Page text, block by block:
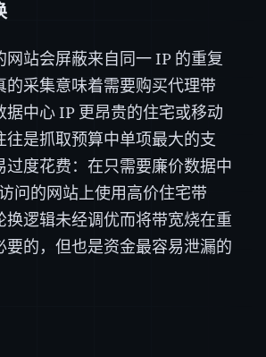
网站会屏蔽来自同一 IP 的重复
的采集意味着需要购买代理带
据中心 IP 更昂贵的住宅或移动
往是抓取预算中单项最大的支
过度花费：在只需要廉价数据中
问的网站上使用高价住宅带
换逻辑未经调优而将带宽烧在重
要的，但也是资金最容易泄漏的